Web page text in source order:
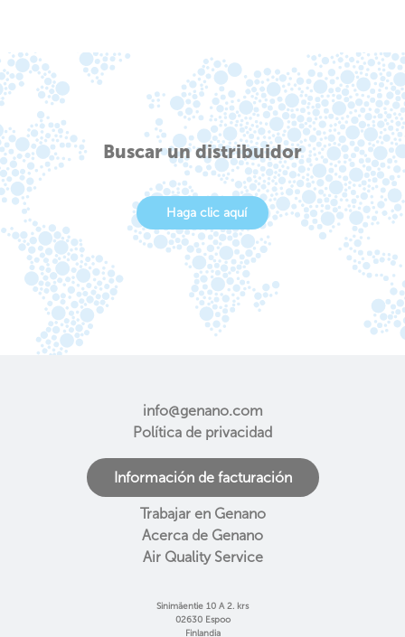
Buscar un distribuidor
Haga clic aquí
info@genano.com
Política de privacidad
Información de facturación
Trabajar en Genano
Acerca de Genano
Air Quality Service
Sinimäentie 10 A 2. krs
02630 Espoo
Finlandia